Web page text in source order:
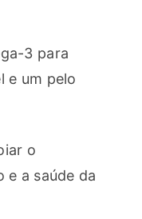
3 para
e um pelo
o
e a saúde da